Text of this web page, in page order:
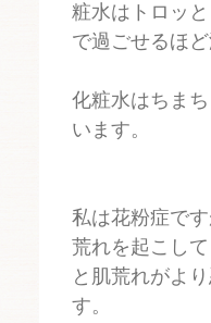
粧水はトロッ
で過ごせるほ
化粧水はちま
います。
私は花粉症で
荒れを起こし
と肌荒れがよ
す。